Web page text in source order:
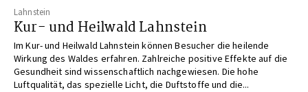
Lahnstein
Kur- und Heilwald Lahnstein
Im Kur- und Heilwald Lahnstein können Besucher die heilende
Wirkung des Waldes erfahren. Zahlreiche positive Effekte auf die
Gesundheit sind wissenschaftlich nachgewiesen. Die hohe
Luftqualität, das spezielle Licht, die Duftstoffe und die...